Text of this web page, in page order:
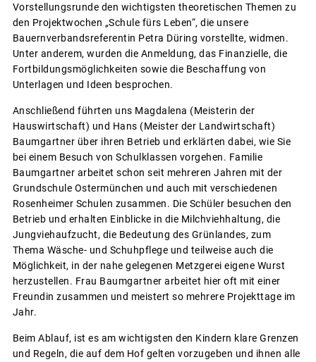
Vorstellungsrunde den wichtigsten theoretischen Themen zu
den Projektwochen „Schule fürs Leben“, die unsere
Bauernverbandsreferentin Petra Düring vorstellte, widmen.
Unter anderem, wurden die Anmeldung, das Finanzielle, die
Fortbildungsmöglichkeiten sowie die Beschaffung von
Unterlagen und Ideen besprochen.
Anschließend führten uns Magdalena (Meisterin der
Hauswirtschaft) und Hans (Meister der Landwirtschaft)
Baumgartner über ihren Betrieb und erklärten dabei, wie Sie
bei einem Besuch von Schulklassen vorgehen. Familie
Baumgartner arbeitet schon seit mehreren Jahren mit der
Grundschule Ostermünchen und auch mit verschiedenen
Rosenheimer Schulen zusammen. Die Schüler besuchen den
Betrieb und erhalten Einblicke in die Milchviehhaltung, die
Jungviehaufzucht, die Bedeutung des Grünlandes, zum
Thema Wäsche- und Schuhpflege und teilweise auch die
Möglichkeit, in der nahe gelegenen Metzgerei eigene Wurst
herzustellen. Frau Baumgartner arbeitet hier oft mit einer
Freundin zusammen und meistert so mehrere Projekttage im
Jahr.
Beim Ablauf, ist es am wichtigsten den Kindern klare Grenzen
und Regeln, die auf dem Hof gelten vorzugeben und ihnen alle